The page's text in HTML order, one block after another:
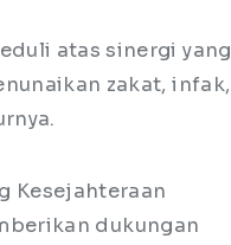
atas sinergi yang
zakat, infak,
Kesejahteraan
dukungan